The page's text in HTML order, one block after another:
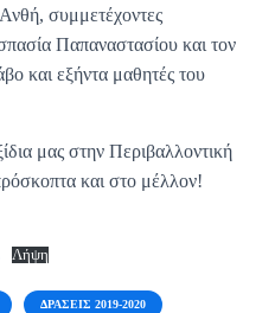
συμμετέχοντες
Παπαναστασίου και τον
και εξήντα μαθητές του
στην Περιβαλλοντική
και στο μέλλον!
Λήψη
ΔΡΆΣΕΙΣ 2019-2020